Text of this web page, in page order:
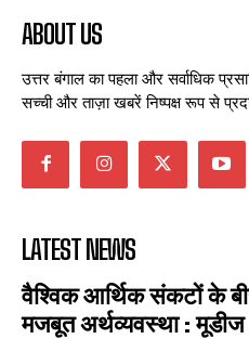
ABOUT US
उत्तर बंगाल का पहला और सर्वाधिक
सच्ची और ताज़ा खबरें निष्पक्ष रूप से
LATEST NEWS
वैश्विक आर्थिक संकटों के
मजबूत अर्थव्यवस्था : मूडीज